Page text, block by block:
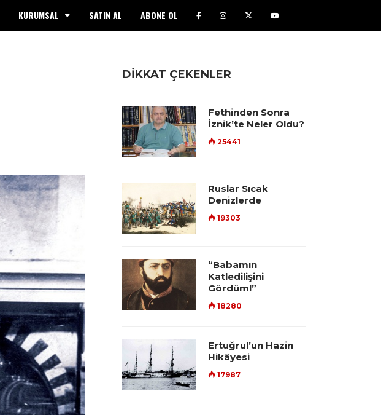
KURUMSAL SATIN AL ABONE OL
DİKKAT ÇEKENLER
Fethinden Sonra
İznik’te Neler Oldu?
25441
Ruslar Sıcak
Denizlerde
19303
“Babamın
Katledilişini
Gördüm!”
18280
Ertuğrul’un Hazin
Hikâyesi
17987